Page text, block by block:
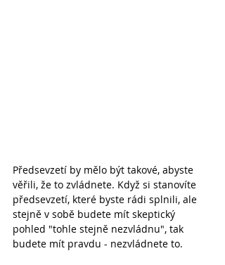
Předsevzetí by mělo být takové, abyste
věřili, že to zvládnete. Když si stanovíte
předsevzetí, které byste rádi splnili, ale
stejně v sobě budete mít skeptický
pohled "tohle stejně nezvládnu", tak
budete mít pravdu - nezvládnete to.